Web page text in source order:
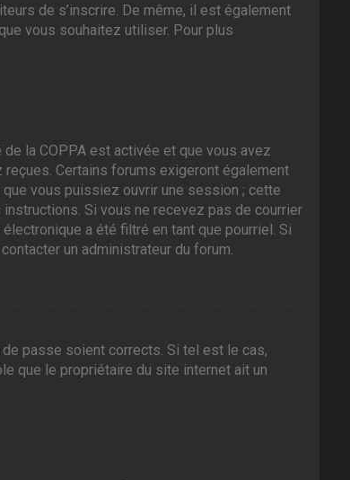
de s’inscrire. De même, il est également
vous souhaitez utiliser. Pour plus
la COPPA est activée et que vous avez
Certains forums exigeront également
vous puissiez ouvrir une session ; cette
Si vous ne recevez pas de courrier
a été filtré en tant que pourriel. Si
un administrateur du forum.
passe soient corrects. Si tel est le cas,
que le propriétaire du site internet ait un